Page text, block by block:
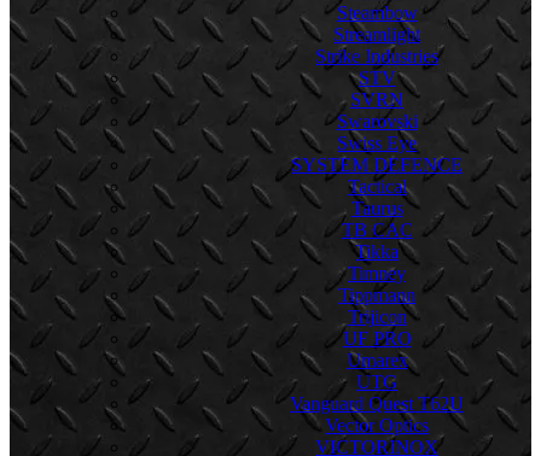
Steambow
Streamlight
Strike Industries
STV
SVRN
Swarovski
Swiss Eye
SYSTEM DEFENCE
Tactical
Taurus
TB CAC
Tikka
Timney
Tippmann
Trijicon
UF PRO
Umarex
UTG
Vanguard Quest T62U
Vector Optics
VICTORINOX